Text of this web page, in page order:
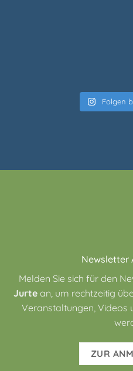
Folgen
Newsletter
Melden Sie sich für den
Jurte an, um rechtzeitig
Veranstaltungen, Videos
ZUR